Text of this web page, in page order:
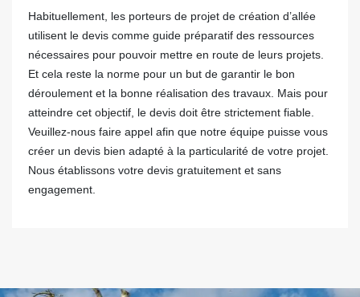
Habituellement, les porteurs de projet de création d’allée
utilisent le devis comme guide préparatif des ressources
nécessaires pour pouvoir mettre en route de leurs projets.
Et cela reste la norme pour un but de garantir le bon
déroulement et la bonne réalisation des travaux. Mais pour
atteindre cet objectif, le devis doit être strictement fiable.
Veuillez-nous faire appel afin que notre équipe puisse vous
créer un devis bien adapté à la particularité de votre projet.
Nous établissons votre devis gratuitement et sans
engagement.